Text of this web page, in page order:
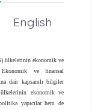
English
ülkelerinin ekonomik ve
Ekonomik ve finansal
dair kapsamlı bilgiler
ekonomik ve
yapıcılar hem de